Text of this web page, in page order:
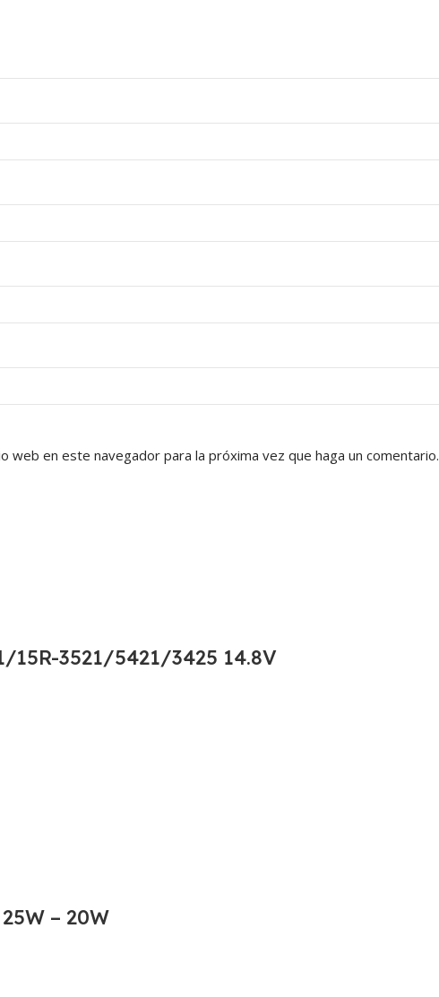
web en este navegador para la próxima vez que haga un comentario.
15R-3521/5421/3425 14.8V
– 20W